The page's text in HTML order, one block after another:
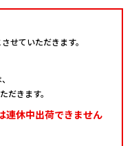
せていただきます。
だきます。
連休中出荷できません